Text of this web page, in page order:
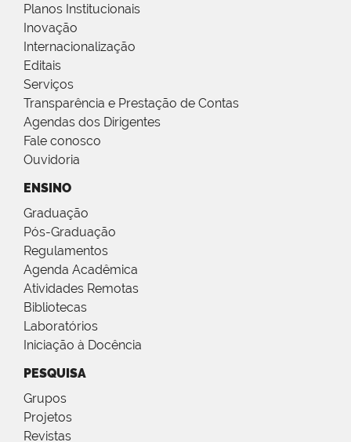
Planos Institucionais
Inovação
Internacionalização
Editais
Serviços
Transparência e Prestação de Contas
Agendas dos Dirigentes
Fale conosco
Ouvidoria
ENSINO
Graduação
Pós-Graduação
Regulamentos
Agenda Acadêmica
Atividades Remotas
Bibliotecas
Laboratórios
Iniciação à Docência
PESQUISA
Grupos
Projetos
Revistas